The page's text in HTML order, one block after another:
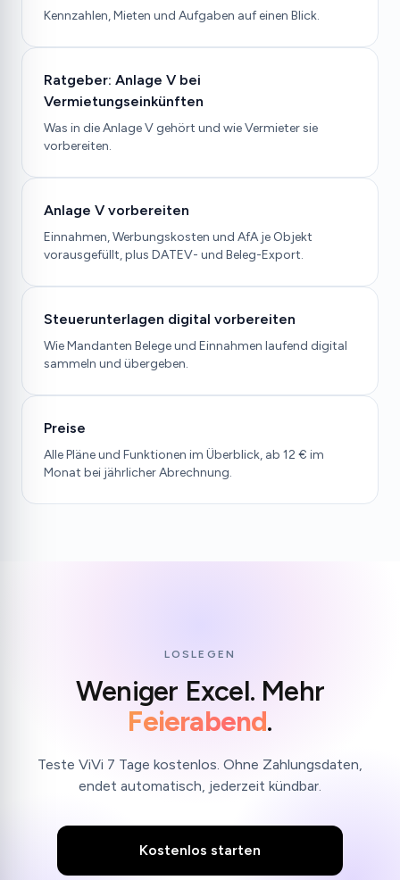
Kennzahlen, Mieten und Aufgaben auf einen Blick.
Ratgeber: Anlage V bei
Vermietungseinkünften
Was in die Anlage V gehört und wie Vermieter sie
vorbereiten.
Anlage V vorbereiten
Einnahmen, Werbungskosten und AfA je Objekt
vorausgefüllt, plus DATEV- und Beleg-Export.
Steuerunterlagen digital vorbereiten
Wie Mandanten Belege und Einnahmen laufend digital
sammeln und übergeben.
Preise
Alle Pläne und Funktionen im Überblick, ab 12 € im
Monat bei jährlicher Abrechnung.
LOSLEGEN
Weniger Excel. Mehr
Feierabend.
Teste ViVi 7 Tage kostenlos. Ohne Zahlungsdaten,
endet automatisch, jederzeit kündbar.
Kostenlos starten